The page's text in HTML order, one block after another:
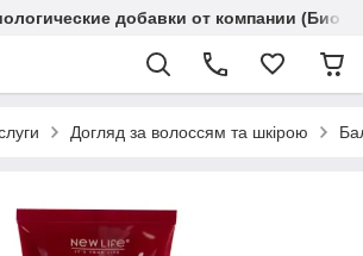
добавки от компании
Догляд за волоссям та шкірою